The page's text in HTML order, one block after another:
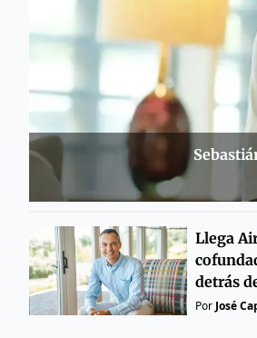
Llega
detrás
Por José